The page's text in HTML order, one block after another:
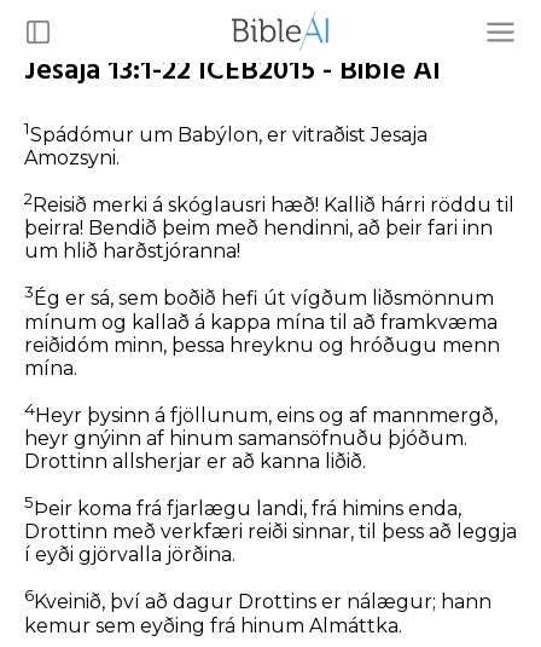
Jesaja 13:1-22 ICEB2015 - Bible AI
1Spádómur um Babýlon, er vitraðist Jesaja
Amozsyni.
2 Reisið merki á skóglausri hæð! Kallið hárri röddu til
þeirra! Bendið þeim með hendinni, að þeir fari inn
um hlið harðstjóranna!
3 Ég er sá, sem boðið hefi út vígðum liðsmönnum
mínum og kallað á kappa mína til að framkvæma
reiðidóm minn, þessa hreyknu og hróðugu menn
mína.
4Heyr þysinn á fjöllunum, eins og af mannmergð,
heyr gnýinn af hinum samansöfnuðu þjóðum.
Drottinn allsherjar er að kanna liðið.
5 Þeir koma frá fjarlægu landi, frá himins enda,
Drottinn með verkfæri reiði sinnar, til þess að leggja
í eyði gjörvalla jörðina.
6Kveinið, því að dagur Drottins er nálægur; hann
kemur sem eyðing frá hinum Almáttka.